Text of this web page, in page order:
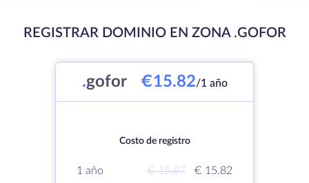
REGISTRAR DOMINIO EN ZONA .GOFOR
.gofor €15.82/1 año
Costo de registro
1 año € 15.87
€ 15.82